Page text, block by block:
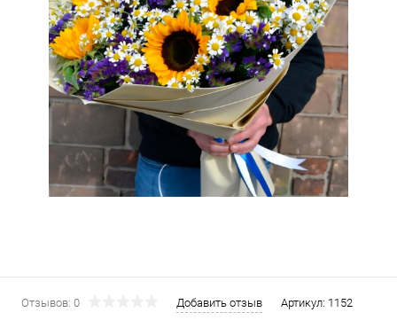
Отзывов: 0 Добавить отзыв Артикул: 1152